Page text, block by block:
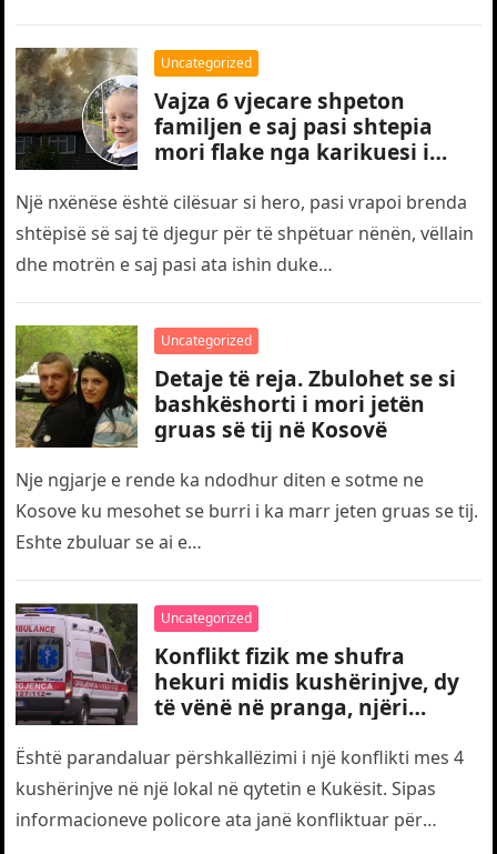
Uncategorized
Vajza 6 vjecare shpeton
familjen e saj pasi shtepia
mori flake nga karikuesi i
Një nxënëse është cilësuar si hero, pasi vrapoi brenda
shtëpisë së saj të djegur për të shpëtuar nënën, vëllain
dhe motrën e saj pasi ata ishin duke…
Uncategorized
Detaje të reja. Zbulohet se si
bashkëshorti i mori jetën
gruas së tij në Kosovë
Nje ngjarje e rende ka ndodhur diten e sotme ne
Kosove ku mesohet se burri i ka marr jeten gruas se tij.
Eshte zbuluar se ai e…
Uncategorized
Konflikt fizik me shufra
hekuri midis kushërinjve, dy
të vënë në pranga, njëri
drejt traumës
Është parandaluar përshkallëzimi i një konflikti mes 4
kushërinjve në një lokal në qytetin e Kukësit. Sipas
informacioneve policore ata janë konfliktuar për